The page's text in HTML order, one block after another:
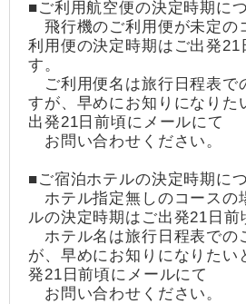
■ご利用航空便の決定時期に
飛行機のご利用便が未定の
利用便の決定時期はご出発21
す。
ご利用便名は旅行日程表で
すが、早めにお知りになりた
出発21日前頃にメールにて
お問い合わせください。
■ご宿泊ホテルの決定時期に
ホテル指定無しのコースの
ルの決定時期はご出発21日前
ホテル名は旅行日程表での
が、早めにお知りになりたい
発21日前頃にメールにて
お問い合わせください。